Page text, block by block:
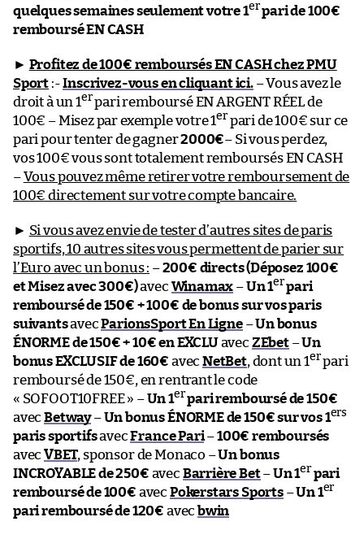
quelques semaines seulement votre 1erpari de 100€
remboursé EN CASH
► Profitez de 100€ remboursés EN CASH chez PMU
Sport :-Inscrivez-vous en cliquant ici.– Vous avez le
droit à un 1erpari remboursé EN ARGENT RÉEL de
100€ – Misez par exemple votre 1er pari de 100€ sur ce
pari pour tenter de gagner2000€– Si vous perdez,
vos 100€ vous sont totalement remboursés EN CASH
–Vous pouvez même retirer votre remboursement de
100€ directement sur votre compte bancaire.
► Si vous avez envie de tester d’autres sites de paris
sportifs, 10 autres sites vous permettent de parier sur
l’Euro avec un bonus : –200€ directs (Déposez 100€
et Misez avec 300€)avec Winamax –Un 1erpari
remboursé de 150€ + 100€ de bonus sur vos paris
suivantsavecParionsSport En Ligne–Un bonus
ÉNORME de 150€ + 10€ en EXCLUavec ZEbet–Un
bonus EXCLUSIF de 160€ avec NetBet, dont un 1erpari
remboursé de 150€, en rentrant le code
« SOFOOT10FREE » –Un 1erpari remboursé de 150€
avecBetway–Un bonus ÉNORME de 150€ sur vos 1ers
paris sportifsavecFrance Pari–100€ remboursés
avecVBET, sponsor de Monaco –Un bonus
INCROYABLE de 250€ avec Barrière Bet–Un 1er pari
remboursé de 100€ avec Pokerstars Sports–Un 1er
pari remboursé de 120€ avec bwin